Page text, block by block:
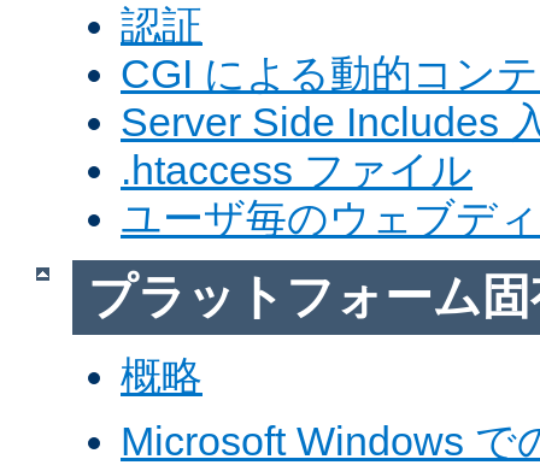
認証
CGI による動的コン
Server Side Includes
.htaccess ファイル
ユーザ毎のウェブデ
プラットフォーム
概略
Microsoft Windows で